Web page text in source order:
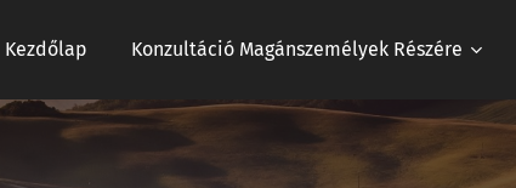
Kezdőlap Konzultáció Magánszemélyek Részére